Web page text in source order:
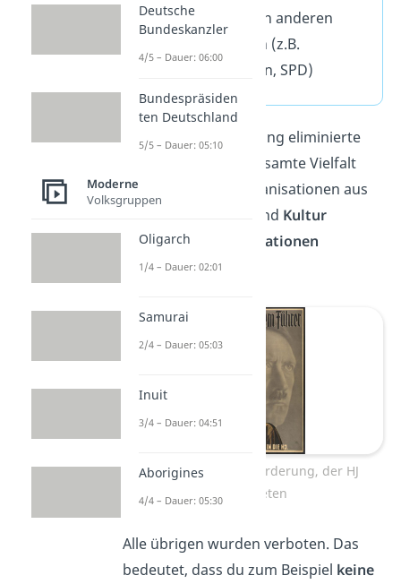
Verbot von allen anderen
Organisationen (z.B.
Gewerkschaften, SPD)
Mit der Gleichschaltung eliminierte
Hitler bis 1934 die gesamte Vielfalt
des Lebens. Alle Organisationen aus
und Kultur
musstenNS-Organisationen
beitreten.
Plakat mit der Aufforderung, der HJ
beizutreten
Alle übrigen wurden verboten. Das
bedeutet, dass du zum Beispiel keine
Deutsche
Bundeskanzler
4/5 – Dauer: 06:00
Bundespräsiden
ten Deutschland
5/5 – Dauer: 05:10
Moderne
Volksgruppen
Oligarch
1/4 – Dauer: 02:01
Samurai
2/4 – Dauer: 05:03
Inuit
3/4 – Dauer: 04:51
Aborigines
4/4 – Dauer: 05:30